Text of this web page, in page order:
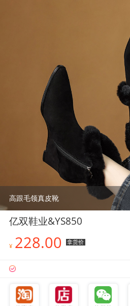
高跟毛领真皮靴
亿双鞋业&YS850
¥ 228.00 拿货价